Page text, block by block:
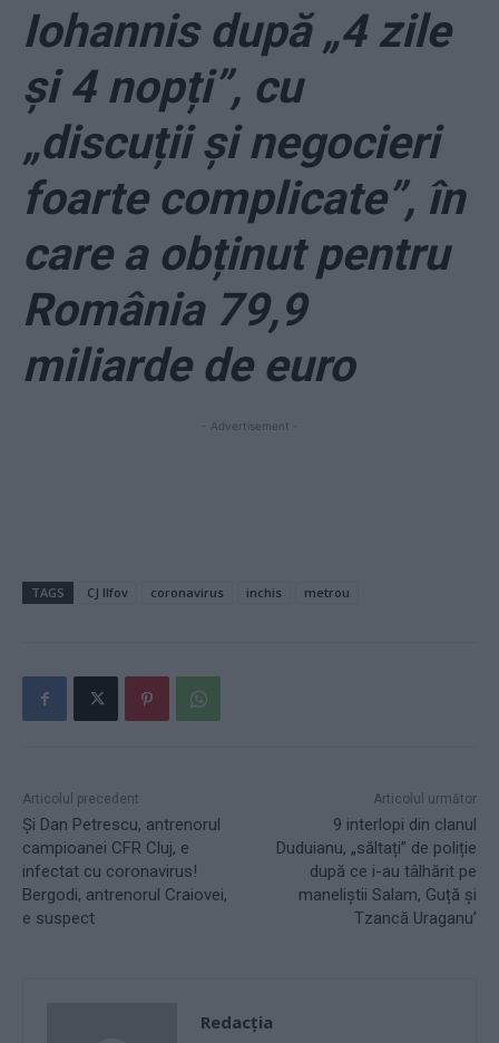
Iohannis după „4 zile
și 4 nopți”, cu
„discuții și negocieri
foarte complicate”, în
care a obținut pentru
România 79,9
miliarde de euro
- Advertisement -
TAGS CJ Ilfov coronavirus inchis metrou
Articolul precedent
Și Dan Petrescu, antrenorul
campioanei CFR Cluj, e
infectat cu coronavirus!
Bergodi, antrenorul Craiovei,
e suspect
Articolul următor
9 interlopi din clanul
Duduianu, „săltați” de poliție
după ce i-au tâlhărit pe
maneliștii Salam, Guță și
Tzancă Uraganu’
Redacţia